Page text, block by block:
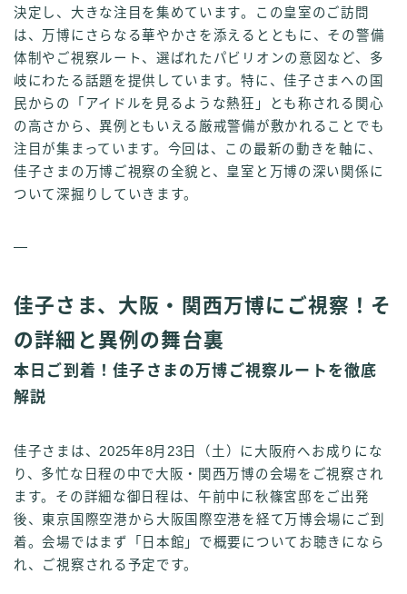
決定し、大きな注目を集めています。この皇室のご訪問
は、万博にさらなる華やかさを添えるとともに、その警備
体制やご視察ルート、選ばれたパビリオンの意図など、多
岐にわたる話題を提供しています。特に、佳子さまへの国
民からの「アイドルを見るような熱狂」とも称される関心
の高さから、異例ともいえる厳戒警備が敷かれることでも
注目が集まっています。今回は、この最新の動きを軸に、
佳子さまの万博ご視察の全貌と、皇室と万博の深い関係に
ついて深掘りしていきます。
—
佳子さま、大阪・関西万博にご視察！そ
の詳細と異例の舞台裏
本日ご到着！佳子さまの万博ご視察ルートを徹底
解説
佳子さまは、2025年8月23日（土）に大阪府へお成りにな
り、多忙な日程の中で大阪・関西万博の会場をご視察され
ます。その詳細な御日程は、午前中に秋篠宮邸をご出発
後、東京国際空港から大阪国際空港を経て万博会場にご到
着。会場ではまず「日本館」で概要についてお聴きになら
れ、ご視察される予定です。